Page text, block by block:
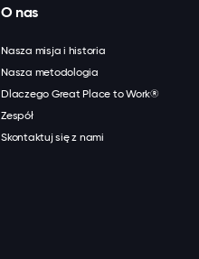
O nas
Nasza misja i historia
Nasza metodologia
Dlaczego Great Place to Work®
Zespół
Skontaktuj się z nami